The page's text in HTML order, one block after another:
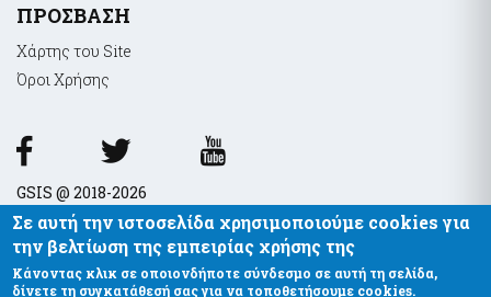
ΠΡΟΣΒΑΣΗ
Χάρτης του Site
Όροι Xρήσης
GSIS @ 2018-2026
Σε αυτή την ιστοσελίδα χρησιμοποιούμε cookies για
την βελτίωση της εμπειρίας χρήσης της
Κάνοντας κλικ σε οποιονδήποτε σύνδεσμο σε αυτή τη σελίδα,
δίνετε τη συγκατάθεσή σας για να τοποθετήσουμε cookies.